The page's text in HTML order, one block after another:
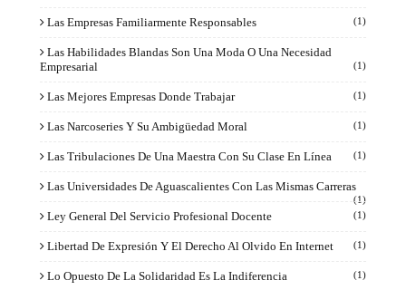
Las Empresas Familiarmente Responsables (1)
Las Habilidades Blandas Son Una Moda O Una Necesidad
Empresarial
(1)
Las Mejores Empresas Donde Trabajar (1)
Las Narcoseries Y Su Ambigüedad Moral (1)
Las Tribulaciones De Una Maestra Con Su Clase En Línea (1)
Las Universidades De Aguascalientes Con Las Mismas Carreras
(1)
Ley General Del Servicio Profesional Docente (1)
Libertad De Expresión Y El Derecho Al Olvido En Internet (1)
Lo Opuesto De La Solidaridad Es La Indiferencia (1)